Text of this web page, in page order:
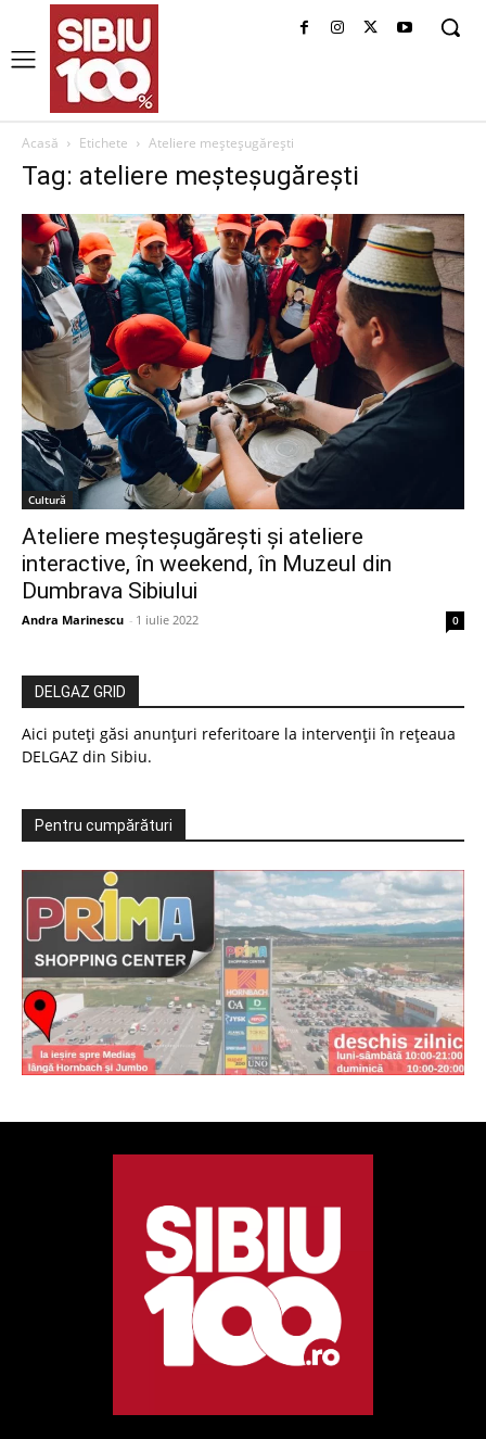
Acasă Etichete Ateliere meşteşugăreşti
Tag: ateliere meşteşugăreşti
Cultură
Ateliere meșteșugărești și ateliere
interactive, în weekend, în Muzeul din
Dumbrava Sibiului
Andra Marinescu - 1 iulie 2022 0
DELGAZ GRID
Aici puteți găsi anunțuri referitoare la intervenții în rețeaua
DELGAZ din Sibiu.
Pentru cumpărături